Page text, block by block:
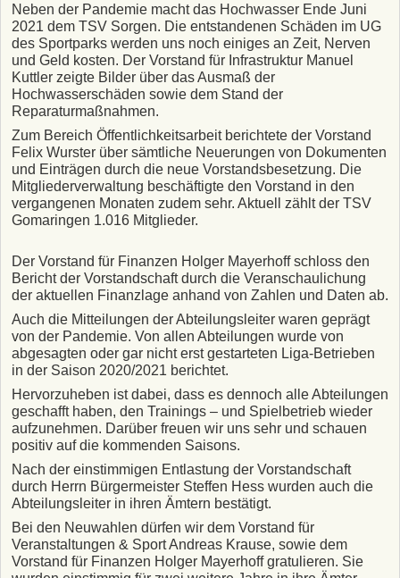
Neben der Pandemie macht das Hochwasser Ende Juni
2021 dem TSV Sorgen. Die entstandenen Schäden im UG
des Sportparks werden uns noch einiges an Zeit, Nerven
und Geld kosten. Der Vorstand für Infrastruktur Manuel
Kuttler zeigte Bilder über das Ausmaß der
Hochwasserschäden sowie dem Stand der
Reparaturmaßnahmen.
Zum Bereich Öffentlichkeitsarbeit berichtete der Vorstand
Felix Wurster über sämtliche Neuerungen von Dokumenten
und Einträgen durch die neue Vorstandsbesetzung. Die
Mitgliederverwaltung beschäftigte den Vorstand in den
vergangenen Monaten zudem sehr. Aktuell zählt der TSV
Gomaringen 1.016 Mitglieder.
Der Vorstand für Finanzen Holger Mayerhoff schloss den
Bericht der Vorstandschaft durch die Veranschaulichung
der aktuellen Finanzlage anhand von Zahlen und Daten ab.
Auch die Mitteilungen der Abteilungsleiter waren geprägt
von der Pandemie. Von allen Abteilungen wurde von
abgesagten oder gar nicht erst gestarteten Liga-Betrieben
in der Saison 2020/2021 berichtet.
Hervorzuheben ist dabei, dass es dennoch alle Abteilungen
geschafft haben, den Trainings – und Spielbetrieb wieder
aufzunehmen. Darüber freuen wir uns sehr und schauen
positiv auf die kommenden Saisons.
Nach der einstimmigen Entlastung der Vorstandschaft
durch Herrn Bürgermeister Steffen Hess wurden auch die
Abteilungsleiter in ihren Ämtern bestätigt.
Bei den Neuwahlen dürfen wir dem Vorstand für
Veranstaltungen & Sport Andreas Krause, sowie dem
Vorstand für Finanzen Holger Mayerhoff gratulieren. Sie